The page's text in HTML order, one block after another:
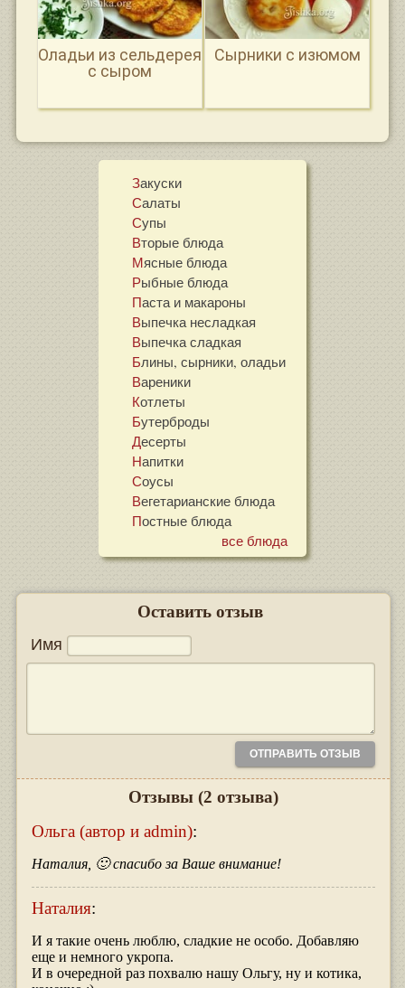
Оладьи из сельдерея
с сыром
Сырники с изюмом
Закуски
Салаты
Супы
Вторые блюда
Мясные блюда
Рыбные блюда
Паста и макароны
Выпечка несладкая
Выпечка сладкая
Блины, сырники, оладьи
Вареники
Котлеты
Бутерброды
Десерты
Напитки
Соусы
Вегетарианские блюда
Постные блюда
все блюда
Оставить отзыв
Имя
Отзывы (2 отзыва)
Ольга (автор и admin):
Наталия, 🙂 спасибо за Ваше внимание!
Наталия:
И я такие очень люблю, сладкие не особо. Добавляю
еще и немного укропа.
И в очередной раз похвалю нашу Ольгу, ну и котика,